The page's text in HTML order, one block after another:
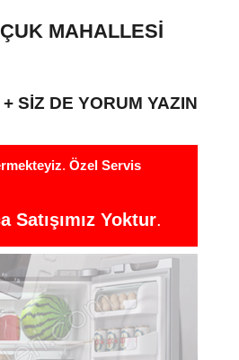
MAHALLESI
+ SIZ DE YORUM YAZIN
. Özel Servis
Satışımız Yoktur.